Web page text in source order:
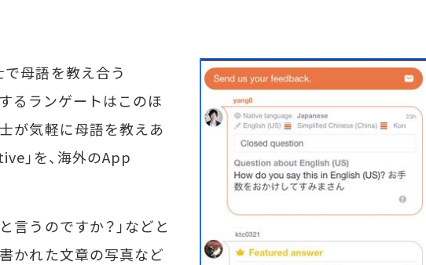
母語を教え合う
るランゲートはこのほ
が気軽に母語を教えあ
」を、海外のApp
うのですか？」などと
かれた文章の写真など